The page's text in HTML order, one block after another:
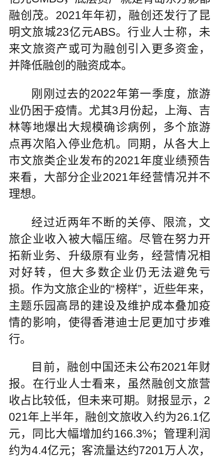
融创茂。2021年年初，融创还发行了昆
明文旅城23亿元ABS。行业人士称，未
来文旅资产或可为融创引入更多资金，
并降低融创的融资成本。
刚刚过去的2022年第一季度，旅游
业仍困于疫情。尤其3月份起，上海、吉
林等地爆出大规模确诊病例，多个旅游
点再次陷入停业危机。同期，从各大上
市文旅类企业发布的2021年度业绩预告
来看，大部分企业2021年经营情况并不
理想。
经过近两年不断的关停、限流，文
旅企业收入被大幅压缩。尽管在努力开
拓新业务、升级原有业务，经营情况相
对好转，但大多数企业仍无法避免亏
损。作为文旅企业的“榜样”，近些年来，
主题乐园高昂的建设及维护成本叠加疫
情的影响，使得香港迪士尼更加寸步难
行。
目前，融创中国还未公布2021年财
报。在行业人士看来，虽然融创文旅营
收占比较低，但未来可期。财报显示，2
021年上半年，融创文旅收入约为26.1亿
元，同比大幅增加约166.3%；管理利润
约为4.4亿元；客流量达约7201万人次，